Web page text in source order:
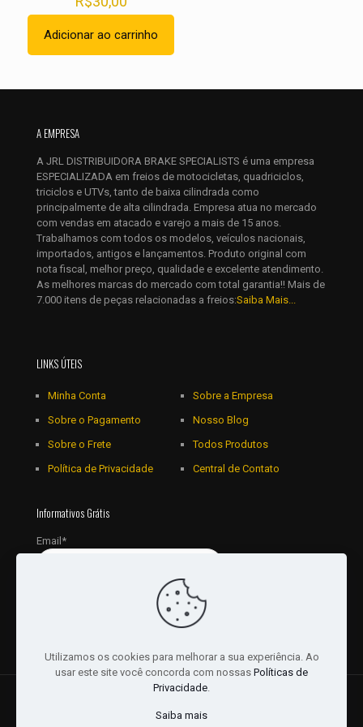
Salvar meus dados neste navegador para a próxima vez que
eu comentar.
Adicionar ao carrinho
A EMPRESA
A JRL DISTRIBUIDORA BRAKE SPECIALISTS é uma empresa
ESPECIALIZADA em freios de motocicletas, quadriciclos,
triciclos e UTVs, tanto de baixa cilindrada como
principalmente de alta cilindrada. Empresa atua no mercado
com vendas em atacado e varejo a mais de 15 anos.
Trabalhamos com todos os modelos, veículos nacionais,
importados, antigos e lançamentos. Produto original com
nota fiscal, melhor preço, qualidade e excelente atendimento.
As melhores marcas do mercado com total garantia!! Mais de
7.000 itens de peças relacionadas a freios:Saiba Mais...
LINKS ÚTEIS
Minha Conta
Sobre o Pagamento
Sobre o Frete
Política de Privacidade
Sobre a Empresa
Nosso Blog
Todos Produtos
Central de Contato
Informativos Grátis
Email*
Distribuidora Ltda - CNPJ: 16757010/0001-06. | Desenvolvido
Utilizamos os cookies para melhorar a sua experiência. Ao
usar este site você concorda com nossas Políticas de
Privacidade.
Saiba mais